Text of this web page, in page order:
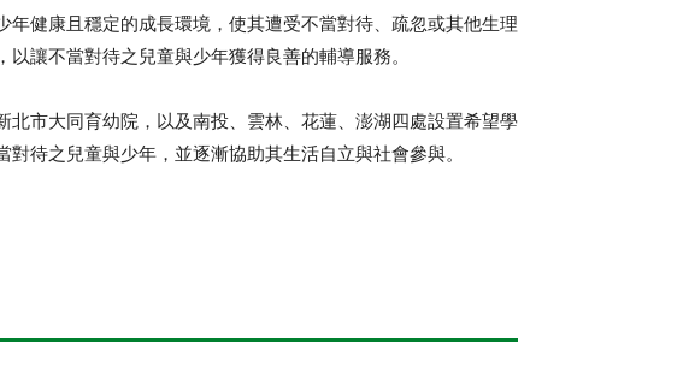
健康且穩定的成長環境，使其遭受不當對待、疏忽或其他生理
讓不當對待之兒童與少年獲得良善的輔導服務。
市大同育幼院，以及南投、雲林、花蓮、澎湖四處設置希望學
待之兒童與少年，並逐漸協助其生活自立與社會參與。